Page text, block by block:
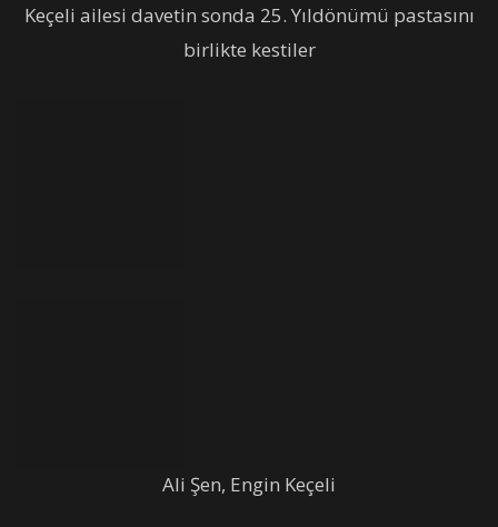
Keçeli ailesi davetin sonda 25. Yıldönümü pastasını
birlikte kestiler
Ali Şen, Engin Keçeli